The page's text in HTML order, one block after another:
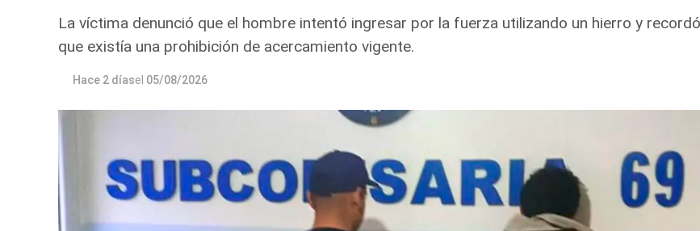
La víctima denunció que el hombre intentó ingresar por la fuerza utilizando un hierro y recordó
que existía una prohibición de acercamiento vigente.
Hace 2 díasel 05/08/2026